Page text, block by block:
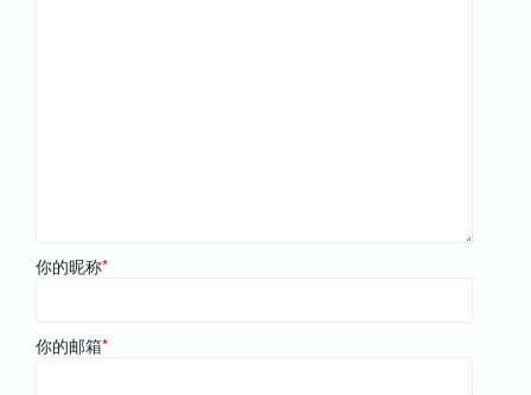
你的昵称*
你的邮箱*